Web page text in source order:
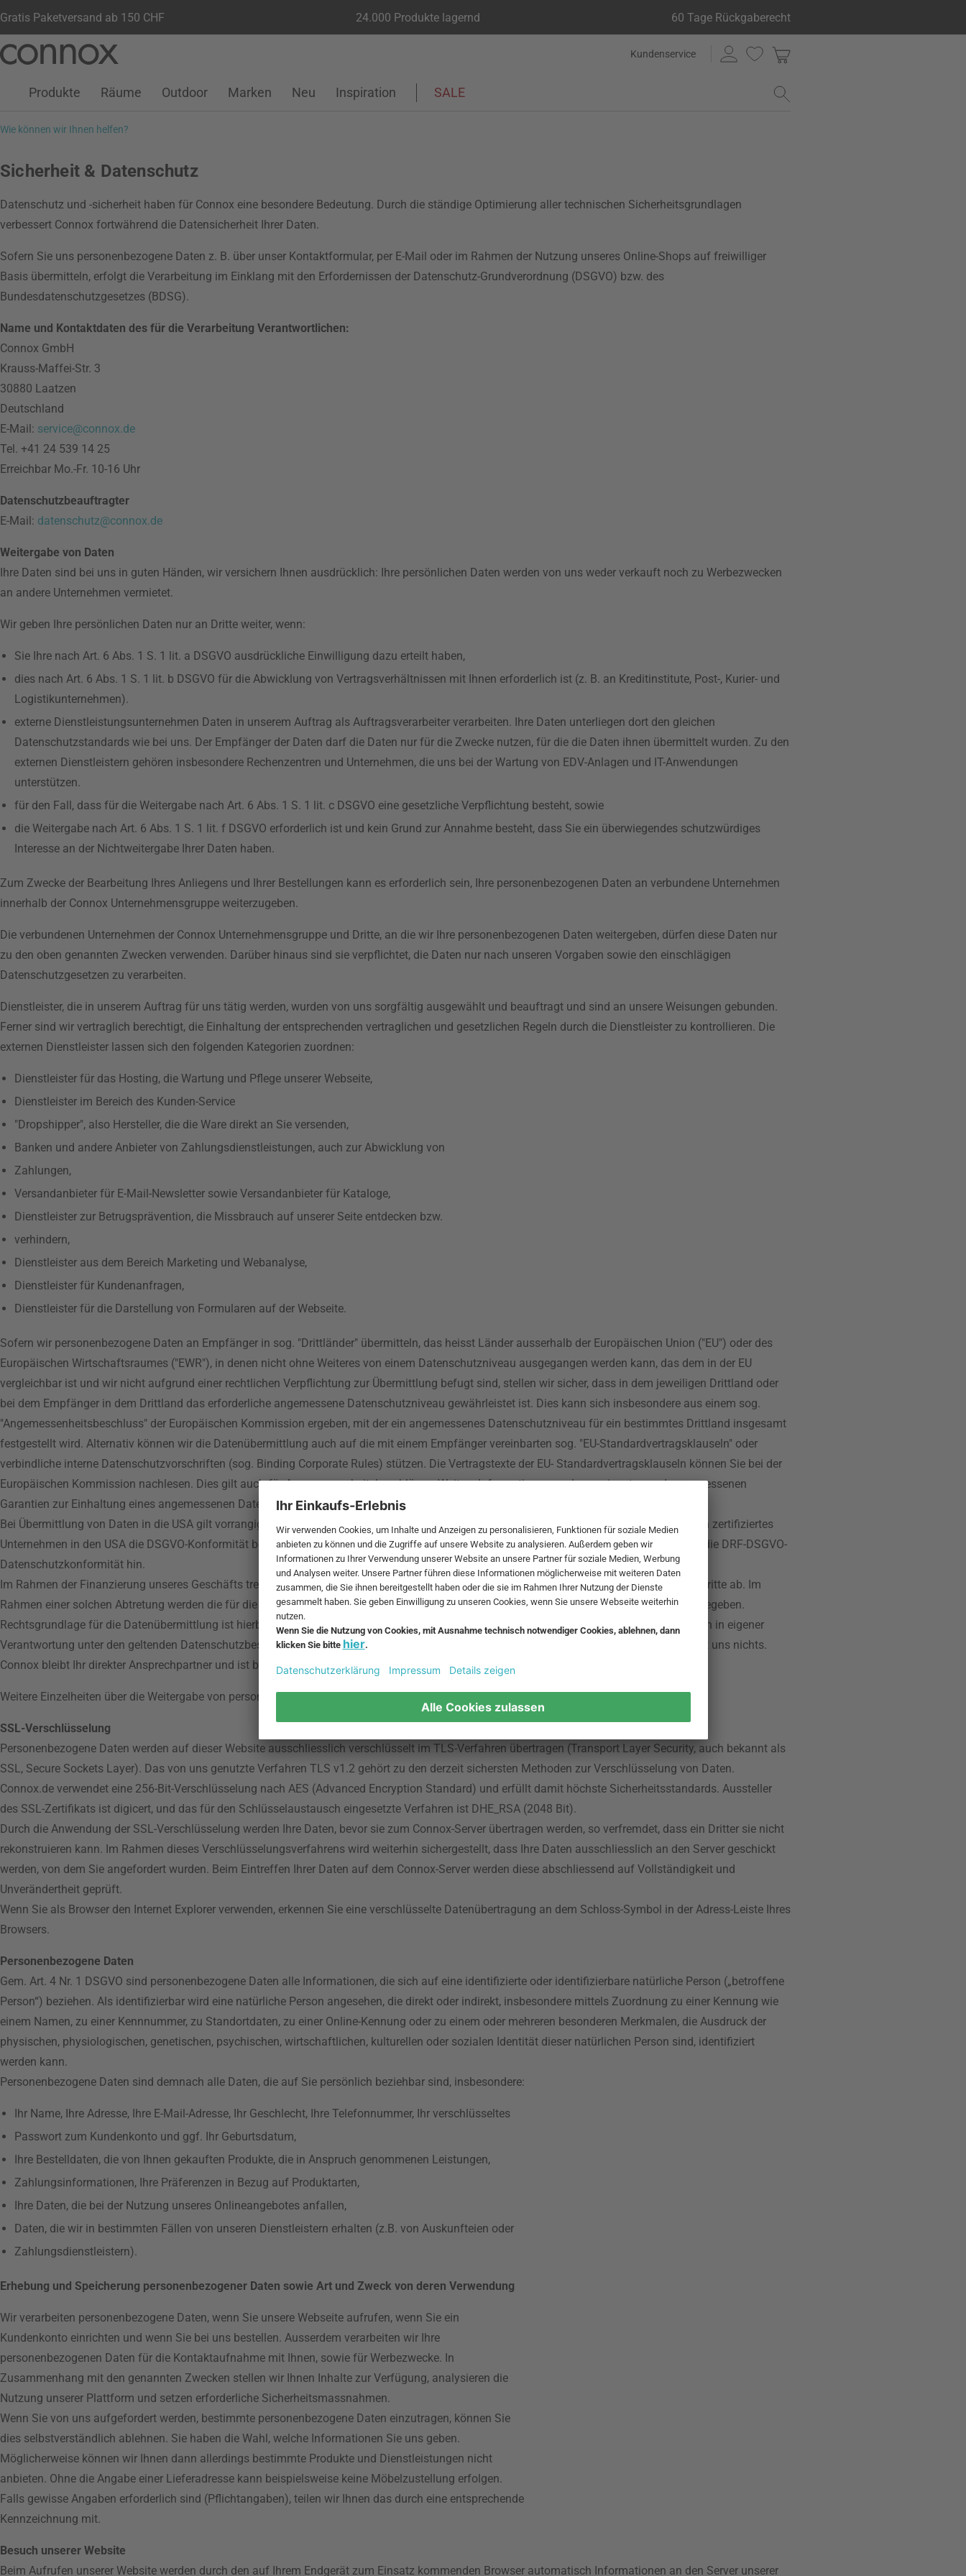
Gratis Paketversand ab 150 CHF 24.000 Produkte lagernd 60 Tage Rückgaberecht
Seiteninhalt
Suchfeld
Kundenservice
Kundenkonto
Wunschliste
Warenkorb
Produkte Räume Outdoor Marken Neu Inspiration SALE
Wie können wir Ihnen helfen?
Sicherheit & Datenschutz
Datenschutz und -sicherheit haben für Connox eine besondere Bedeutung. Durch die ständige Optimierung aller technischen Sicherheitsgrundlagen
verbessert Connox fortwährend die Datensicherheit Ihrer Daten.
Sofern Sie uns personenbezogene Daten z. B. über unser Kontaktformular, per E-Mail oder im Rahmen der Nutzung unseres Online-Shops auf freiwilliger
Basis übermitteln, erfolgt die Verarbeitung im Einklang mit den Erfordernissen der Datenschutz-Grundverordnung (DSGVO) bzw. des
Bundesdatenschutzgesetzes (BDSG).
Name und Kontaktdaten des für die Verarbeitung Verantwortlichen:
Connox GmbH
Krauss-Maffei-Str. 3
30880 Laatzen
Deutschland
E-Mail: service@connox.de
Tel. +41 24 539 14 25
Erreichbar Mo.-Fr. 10-16 Uhr
Datenschutzbeauftragter
E-Mail: datenschutz@connox.de
Weitergabe von Daten
Ihre Daten sind bei uns in guten Händen, wir versichern Ihnen ausdrücklich: Ihre persönlichen Daten werden von uns weder verkauft noch zu Werbezwecken
an andere Unternehmen vermietet.
Wir geben Ihre persönlichen Daten nur an Dritte weiter, wenn:
Sie Ihre nach Art. 6 Abs. 1 S. 1 lit. a DSGVO ausdrückliche Einwilligung dazu erteilt haben,
dies nach Art. 6 Abs. 1 S. 1 lit. b DSGVO für die Abwicklung von Vertragsverhältnissen mit Ihnen erforderlich ist (z. B. an Kreditinstitute, Post-, Kurier- und
Logistikunternehmen).
externe Dienstleistungsunternehmen Daten in unserem Auftrag als Auftragsverarbeiter verarbeiten. Ihre Daten unterliegen dort den gleichen
Datenschutzstandards wie bei uns. Der Empfänger der Daten darf die Daten nur für die Zwecke nutzen, für die die Daten ihnen übermittelt wurden. Zu den
externen Dienstleistern gehören insbesondere Rechenzentren und Unternehmen, die uns bei der Wartung von EDV-Anlagen und IT-Anwendungen
unterstützen.
für den Fall, dass für die Weitergabe nach Art. 6 Abs. 1 S. 1 lit. c DSGVO eine gesetzliche Verpflichtung besteht, sowie
die Weitergabe nach Art. 6 Abs. 1 S. 1 lit. f DSGVO erforderlich ist und kein Grund zur Annahme besteht, dass Sie ein überwiegendes schutzwürdiges
Interesse an der Nichtweitergabe Ihrer Daten haben.
Zum Zwecke der Bearbeitung Ihres Anliegens und Ihrer Bestellungen kann es erforderlich sein, Ihre personenbezogenen Daten an verbundene Unternehmen
innerhalb der Connox Unternehmensgruppe weiterzugeben.
Die verbundenen Unternehmen der Connox Unternehmensgruppe und Dritte, an die wir Ihre personenbezogenen Daten weitergeben, dürfen diese Daten nur
zu den oben genannten Zwecken verwenden. Darüber hinaus sind sie verpflichtet, die Daten nur nach unseren Vorgaben sowie den einschlägigen
Datenschutzgesetzen zu verarbeiten.
Dienstleister, die in unserem Auftrag für uns tätig werden, wurden von uns sorgfältig ausgewählt und beauftragt und sind an unsere Weisungen gebunden.
Ferner sind wir vertraglich berechtigt, die Einhaltung der entsprechenden vertraglichen und gesetzlichen Regeln durch die Dienstleister zu kontrollieren. Die
externen Dienstleister lassen sich den folgenden Kategorien zuordnen:
Dienstleister für das Hosting, die Wartung und Pflege unserer Webseite,
Dienstleister im Bereich des Kunden-Service
"Dropshipper", also Hersteller, die die Ware direkt an Sie versenden,
Banken und andere Anbieter von Zahlungsdienstleistungen, auch zur Abwicklung von
Zahlungen,
Versandanbieter für E-Mail-Newsletter sowie Versandanbieter für Kataloge,
Dienstleister zur Betrugsprävention, die Missbrauch auf unserer Seite entdecken bzw.
verhindern,
Dienstleister aus dem Bereich Marketing und Webanalyse,
Dienstleister für Kundenanfragen,
Dienstleister für die Darstellung von Formularen auf der Webseite.
Sofern wir personenbezogene Daten an Empfänger in sog. "Drittländer" übermitteln, das heisst Länder ausserhalb der Europäischen Union ("EU") oder des
Europäischen Wirtschaftsraumes ("EWR"), in denen nicht ohne Weiteres von einem Datenschutzniveau ausgegangen werden kann, das dem in der EU
vergleichbar ist und wir nicht aufgrund einer rechtlichen Verpflichtung zur Übermittlung befugt sind, stellen wir sicher, dass in dem jeweiligen Drittland oder
bei dem Empfänger in dem Drittland das erforderliche angemessene Datenschutzniveau gewährleistet ist. Dies kann sich insbesondere aus einem sog.
"Angemessenheitsbeschluss" der Europäischen Kommission ergeben, mit der ein angemessenes Datenschutzniveau für ein bestimmtes Drittland insgesamt
festgestellt wird. Alternativ können wir die Datenübermittlung auch auf die mit einem Empfänger vereinbarten sog. "EU-Standardvertragsklauseln" oder
verbindliche interne Datenschutzvorschriften (sog. Binding Corporate Rules) stützen. Die Vertragstexte der EU- Standardvertragsklauseln können Sie bei der
Europäischen Kommission nachlesen. Dies gilt auch für Angemessenheitsbeschlüsse. Weitere Informationen zu den geeigneten und angemessenen
Garantien zur Einhaltung eines angemessenen Datenschutzniveaus stellen wir Ihnen auf Anfrage gerne zur Verfügung.
Bei Übermittlung von Daten in die USA gilt vorrangig das EU-U.S. Data Privacy Framework (EU-U.S. DPF oder „DPF“), welches für ein hiernach zertifiziertes
Unternehmen in den USA die DSGVO-Konformität bestätigt. Sofern betroffene Unternehmen hiernach zertifiziert sind, weisen wir jeweils auf die DRF-DSGVO-
Datenschutzkonformität hin.
Im Rahmen der Finanzierung unseres Geschäfts treten wir teilweise Forderungen aus den Kaufverträgen mit Ihnen – unseren Kunden – an Dritte ab. Im
Rahmen einer solchen Abtretung werden die für die Identifikation der relevanten Forderung erforderlichen personenbezogenen Daten weitergegeben.
Rechtsgrundlage für die Datenübermittlung ist hierbei Art. 6 Abs. 1 lit. f DSGVO. Die Abtretungsempfänger verarbeiten die übermittelten Daten in eigener
Verantwortung unter den geltenden Datenschutzbestimmungen. Für Sie als Kunde ändert sich dadurch in der Abwicklung Ihres Vertrages mit uns nichts.
Connox bleibt Ihr direkter Ansprechpartner und ist berechtigt, Ihre Kaufpreiszahlungen entgegenzunehmen
Weitere Einzelheiten über die Weitergabe von personenbezogenen Daten entnehmen Sie bitte den nachfolgenden Erläuterungen.
SSL-Verschlüsselung
Personenbezogene Daten werden auf dieser Website ausschliesslich verschlüsselt im TLS-Verfahren übertragen (Transport Layer Security, auch bekannt als
SSL, Secure Sockets Layer). Das von uns genutzte Verfahren TLS v1.2 gehört zu den derzeit sichersten Methoden zur Verschlüsselung von Daten.
Connox.de verwendet eine 256-Bit-Verschlüsselung nach AES (Advanced Encryption Standard) und erfüllt damit höchste Sicherheitsstandards. Aussteller
des SSL-Zertifikats ist digicert, und das für den Schlüsselaustausch eingesetzte Verfahren ist DHE_RSA (2048 Bit).
Durch die Anwendung der SSL-Verschlüsselung werden Ihre Daten, bevor sie zum Connox-Server übertragen werden, so verfremdet, dass ein Dritter sie nicht
rekonstruieren kann. Im Rahmen dieses Verschlüsselungsverfahrens wird weiterhin sichergestellt, dass Ihre Daten ausschliesslich an den Server geschickt
werden, von dem Sie angefordert wurden. Beim Eintreffen Ihrer Daten auf dem Connox-Server werden diese abschliessend auf Vollständigkeit und
Unverändertheit geprüft.
Wenn Sie als Browser den Internet Explorer verwenden, erkennen Sie eine verschlüsselte Datenübertragung an dem Schloss-Symbol in der Adress-Leiste Ihres
Browsers.
Personenbezogene Daten
Gem. Art. 4 Nr. 1 DSGVO sind personenbezogene Daten alle Informationen, die sich auf eine identifizierte oder identifizierbare natürliche Person („betroffene
Person“) beziehen. Als identifizierbar wird eine natürliche Person angesehen, die direkt oder indirekt, insbesondere mittels Zuordnung zu einer Kennung wie
einem Namen, zu einer Kennnummer, zu Standortdaten, zu einer Online-Kennung oder zu einem oder mehreren besonderen Merkmalen, die Ausdruck der
physischen, physiologischen, genetischen, psychischen, wirtschaftlichen, kulturellen oder sozialen Identität dieser natürlichen Person sind, identifiziert
werden kann.
Personenbezogene Daten sind demnach alle Daten, die auf Sie persönlich beziehbar sind, insbesondere:
Ihr Name, Ihre Adresse, Ihre E-Mail-Adresse, Ihr Geschlecht, Ihre Telefonnummer, Ihr verschlüsseltes
Passwort zum Kundenkonto und ggf. Ihr Geburtsdatum,
Ihre Bestelldaten, die von Ihnen gekauften Produkte, die in Anspruch genommenen Leistungen,
Zahlungsinformationen, Ihre Präferenzen in Bezug auf Produktarten,
Ihre Daten, die bei der Nutzung unseres Onlineangebotes anfallen,
Daten, die wir in bestimmten Fällen von unseren Dienstleistern erhalten (z.B. von Auskunfteien oder
Zahlungsdienstleistern).
Erhebung und Speicherung personenbezogener Daten sowie Art und Zweck von deren Verwendung
Wir verarbeiten personenbezogene Daten, wenn Sie unsere Webseite aufrufen, wenn Sie ein
Kundenkonto einrichten und wenn Sie bei uns bestellen. Ausserdem verarbeiten wir Ihre
personenbezogenen Daten für die Kontaktaufnahme mit Ihnen, sowie für Werbezwecke. In
Zusammenhang mit den genannten Zwecken stellen wir Ihnen Inhalte zur Verfügung, analysieren die
Nutzung unserer Plattform und setzen erforderliche Sicherheitsmassnahmen.
Wenn Sie von uns aufgefordert werden, bestimmte personenbezogene Daten einzutragen, können Sie
dies selbstverständlich ablehnen. Sie haben die Wahl, welche Informationen Sie uns geben.
Möglicherweise können wir Ihnen dann allerdings bestimmte Produkte und Dienstleistungen nicht
anbieten. Ohne die Angabe einer Lieferadresse kann beispielsweise keine Möbelzustellung erfolgen.
Falls gewisse Angaben erforderlich sind (Pflichtangaben), teilen wir Ihnen das durch eine entsprechende
Kennzeichnung mit.
Besuch unserer Website
Beim Aufrufen unserer Website werden durch den auf Ihrem Endgerät zum Einsatz kommenden Browser automatisch Informationen an den Server unserer